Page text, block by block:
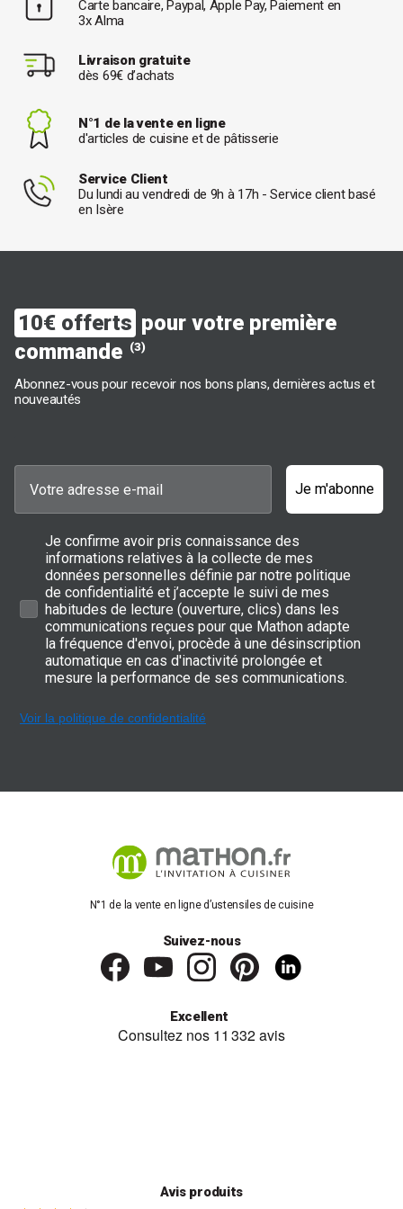
Carte bancaire, Paypal, Apple Pay, Paiement en
3x Alma
Livraison gratuite
dès 69€ d’achats
N°1 de la vente en ligne
d'articles de cuisine et de pâtisserie
Service Client
Du lundi au vendredi de 9h à 17h - Service client basé
en Isère
10€ offerts pour votre première
commande (3)
Abonnez-vous pour recevoir nos bons plans, dernières actus et
nouveautés
Je m'abonne
Je confirme avoir pris connaissance des
informations relatives à la collecte de mes
données personnelles définie par notre politique
de confidentialité et j’accepte le suivi de mes
habitudes de lecture (ouverture, clics) dans les
communications reçues pour que Mathon adapte
la fréquence d'envoi, procède à une désinscription
automatique en cas d'inactivité prolongée et
mesure la performance de ses communications.
Voir la politique de confidentialité
N°1 de la vente en ligne d’ustensiles de cuisine
Suivez-nous
Excellent
Avis produits